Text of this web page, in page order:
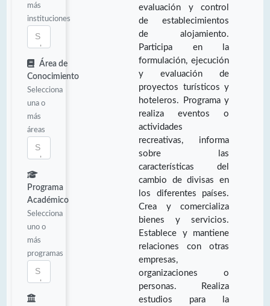
más
instituciones
Área de
Conocimiento
Selecciona
una o
más
áreas
Programa
Académico
Selecciona
uno o
más
programas
evaluación y control
de establecimientos
de alojamiento.
Participa en la
formulación, ejecución
y evaluación de
proyectos turísticos y
hoteleros. Programa y
realiza eventos o
actividades
recreativas, informa
sobre las
características del
cambio de divisas en
los diferentes países.
Crea y comercializa
bienes y servicios.
Establece y mantiene
relaciones con otras
empresas,
organizaciones o
personas. Realiza
estudios para la